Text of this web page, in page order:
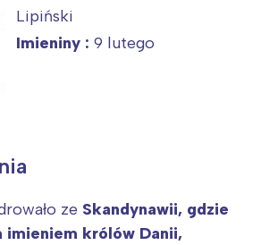
Lipiński
Imieniny : 9 lutego
ze Skandynawii, gdzie
imieniem królów Danii,